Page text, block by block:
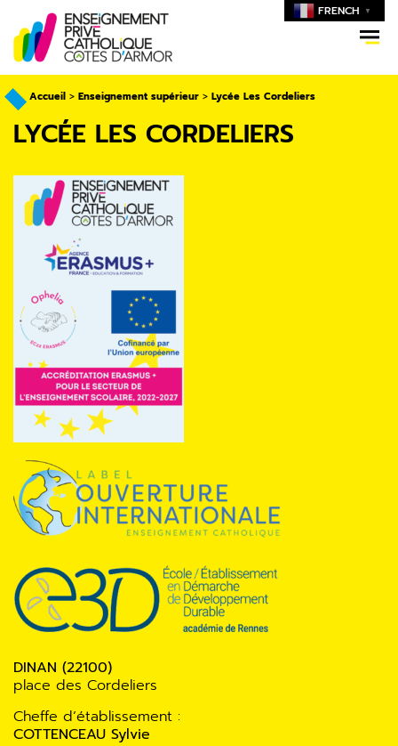
FRENCH ▼
Accueil > Enseignement supérieur > Lycée Les Cordeliers
LYCÉE LES CORDELIERS
DINAN (22100)
place des Cordeliers
Cheffe d’établissement :
COTTENCEAU Sylvie